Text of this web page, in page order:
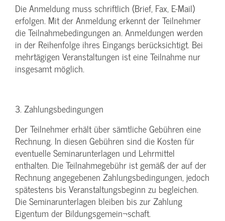
Die Anmeldung muss schriftlich (Brief, Fax, E-Mail)
erfolgen. Mit der Anmeldung erkennt der Teilnehmer
die Teilnahmebedingungen an. Anmeldungen werden
in der Reihenfolge ihres Eingangs berücksichtigt. Bei
mehrtägigen Veranstaltungen ist eine Teilnahme nur
insgesamt möglich.
3. Zahlungsbedingungen
Der Teilnehmer erhält über sämtliche Gebühren eine
Rechnung. In diesen Gebühren sind die Kosten für
eventuelle Seminarunterlagen und Lehrmittel
enthalten. Die Teilnahmegebühr ist gemäß der auf der
Rechnung angegebenen Zahlungsbedingungen, jedoch
spätestens bis Veranstaltungsbeginn zu begleichen.
Die Seminarunterlagen bleiben bis zur Zahlung
Eigentum der Bildungsgemein¬schaft.